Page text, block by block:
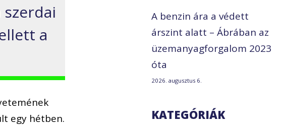
szerdai
a
egy hétben.
A benzin ára a védett
árszint alatt – Ábrában az
üzemanyagforgalom 2023
óta
2026. augusztus 6.
KATEGÓRIÁK